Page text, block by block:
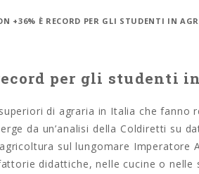
+36% È RECORD PER GLI STUDENTI IN
per gli studenti
di agraria in Italia che fanno
da un’analisi della Coldiretti su
sul lungomare
didattiche, nelle cucine o nelle